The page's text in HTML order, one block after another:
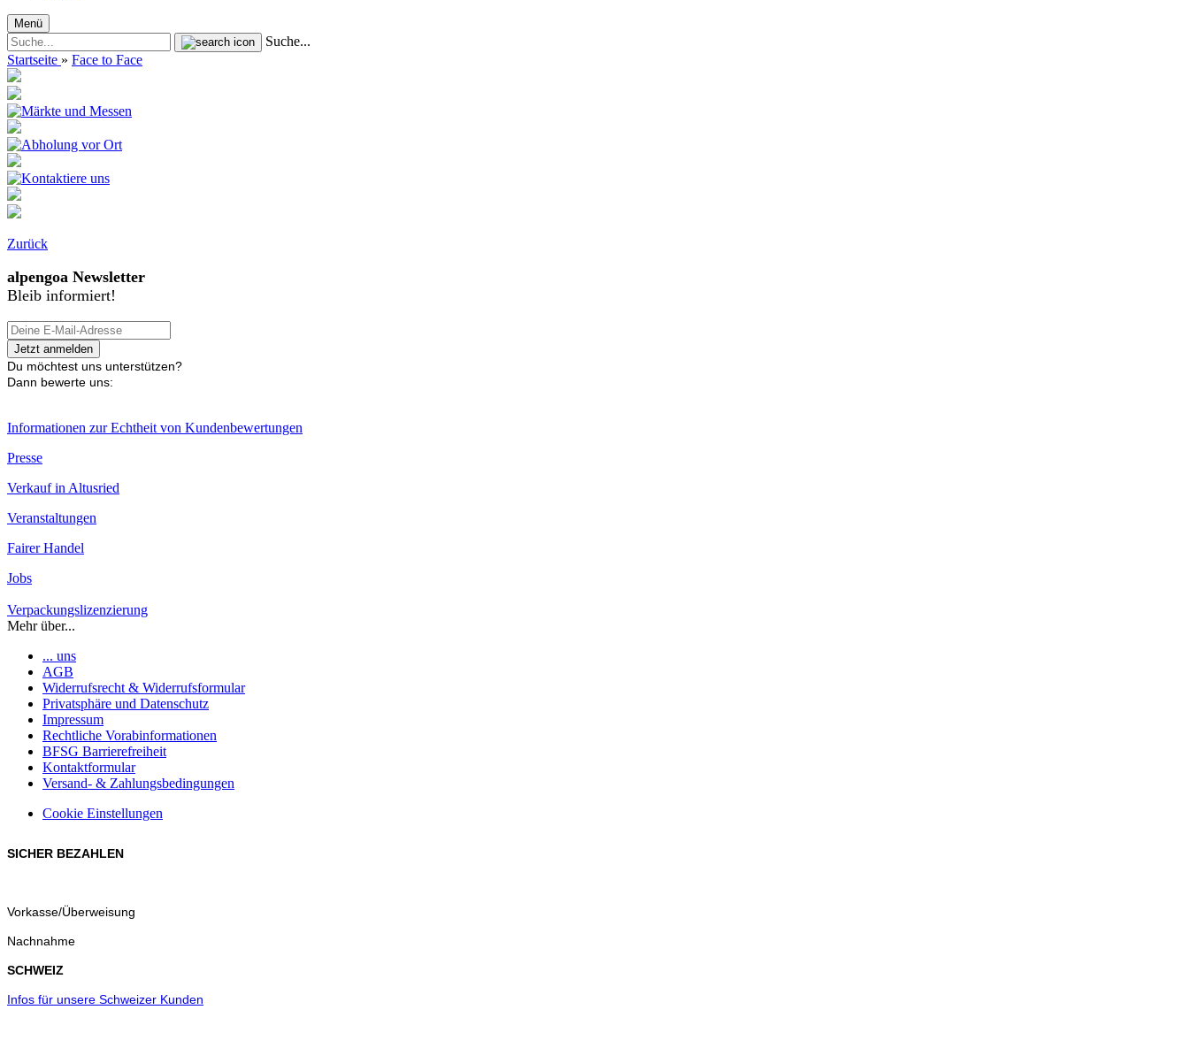
Menü
Suche...
Startseite » Face to Face
Zurück
alpengoa Newsletter
Bleib informiert!
Du möchtest uns unterstützen?
Dann bewerte uns:
Informationen zur Echtheit von Kundenbewertungen
Presse
Verkauf in Altusried
Veranstaltungen
Fairer Handel
Jobs
Verpackungslizenzierung
Mehr über...
... uns
AGB
Widerrufsrecht & Widerrufsformular
Privatsphäre und Datenschutz
Impressum
Rechtliche Vorabinformationen
BFSG Barrierefreiheit
Kontaktformular
Versand- & Zahlungsbedingungen
Cookie Einstellungen
SICHER BEZAHLEN
Vorkasse/Überweisung
Nachnahme
SCHWEIZ
Infos für unsere Schweizer Kunden